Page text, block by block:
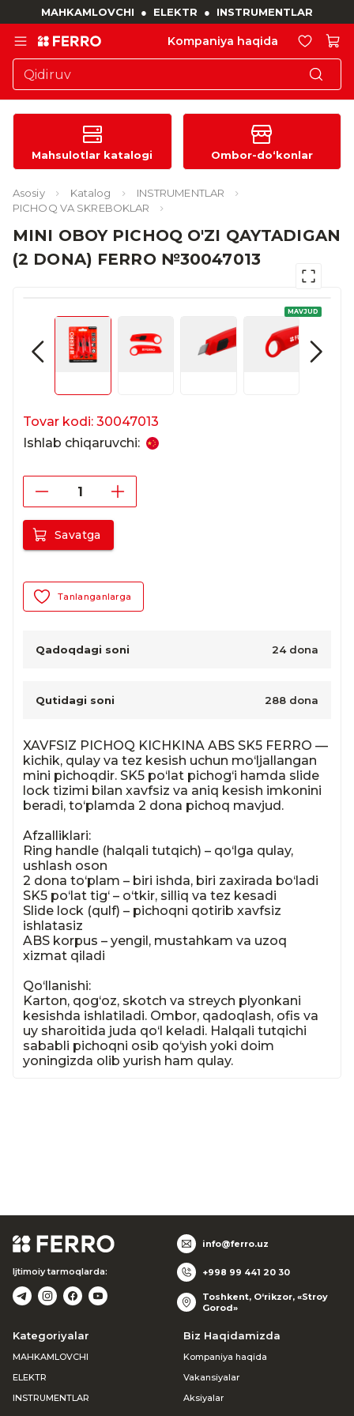
MAHKAMLOVCHI ● ELEKTR ● INSTRUMENTLAR
Kompaniya haqida
Mahsulotlar katalogi Ombor-do‘konlar
Asosiy Katalog
INSTRUMENTLAR
PICHOQ VA SKREBOKLAR
MINI OBOY PICHOQ O'ZI QAYTADIGAN
(2 DONA) FERRO №30047013
MAVJUD
Tovar kodi: 30047013
Ishlab chiqaruvchi:
Savatga
Tanlanganlarga
Qadoqdagi soni 24 dona
Qutidagi soni 288 dona
XAVFSIZ PICHOQ KICHKINA ABS SK5 FERRO —
kichik, qulay va tez kesish uchun mo‘ljallangan
mini pichoqdir. SK5 po‘lat pichog‘i hamda slide
lock tizimi bilan xavfsiz va aniq kesish imkonini
beradi, to‘plamda 2 dona pichoq mavjud.
Afzalliklari:
Ring handle (halqali tutqich) – qo‘lga qulay,
ushlash oson
2 dona to‘plam – biri ishda, biri zaxirada bo‘ladi
SK5 po‘lat tig‘ – o‘tkir, silliq va tez kesadi
Slide lock (qulf) – pichoqni qotirib xavfsiz
ishlatasiz
ABS korpus – yengil, mustahkam va uzoq
xizmat qiladi
Qo‘llanishi:
Karton, qog‘oz, skotch va streych plyonkani
kesishda ishlatiladi. Ombor, qadoqlash, ofis va
uy sharoitida juda qo‘l keladi. Halqali tutqichi
sababli pichoqni osib qo‘yish yoki doim
yoningizda olib yurish ham qulay.
Ijtimoiy tarmoqlarda:
info@ferro.uz
+998 99 441 20 30
Toshkent, O‘rikzor, «Stroy
Gorod»
Kategoriyalar
MAHKAMLOVCHI
ELEKTR
INSTRUMENTLAR
Biz Haqidamizda
Kompaniya haqida
Vakansiyalar
Aksiyalar